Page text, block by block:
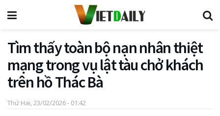
Tìm thấy toàn bộ nạn nhân thiệt
mạng trong vụ lật tàu chở khách
trên hồ Thác Bà
Thứ Hai, 23/02/2026 - 01:42